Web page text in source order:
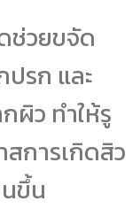
ช่วยขจัด
รก และ
ผิว ทำให้รู
การเกิดสิว
ขึ้น